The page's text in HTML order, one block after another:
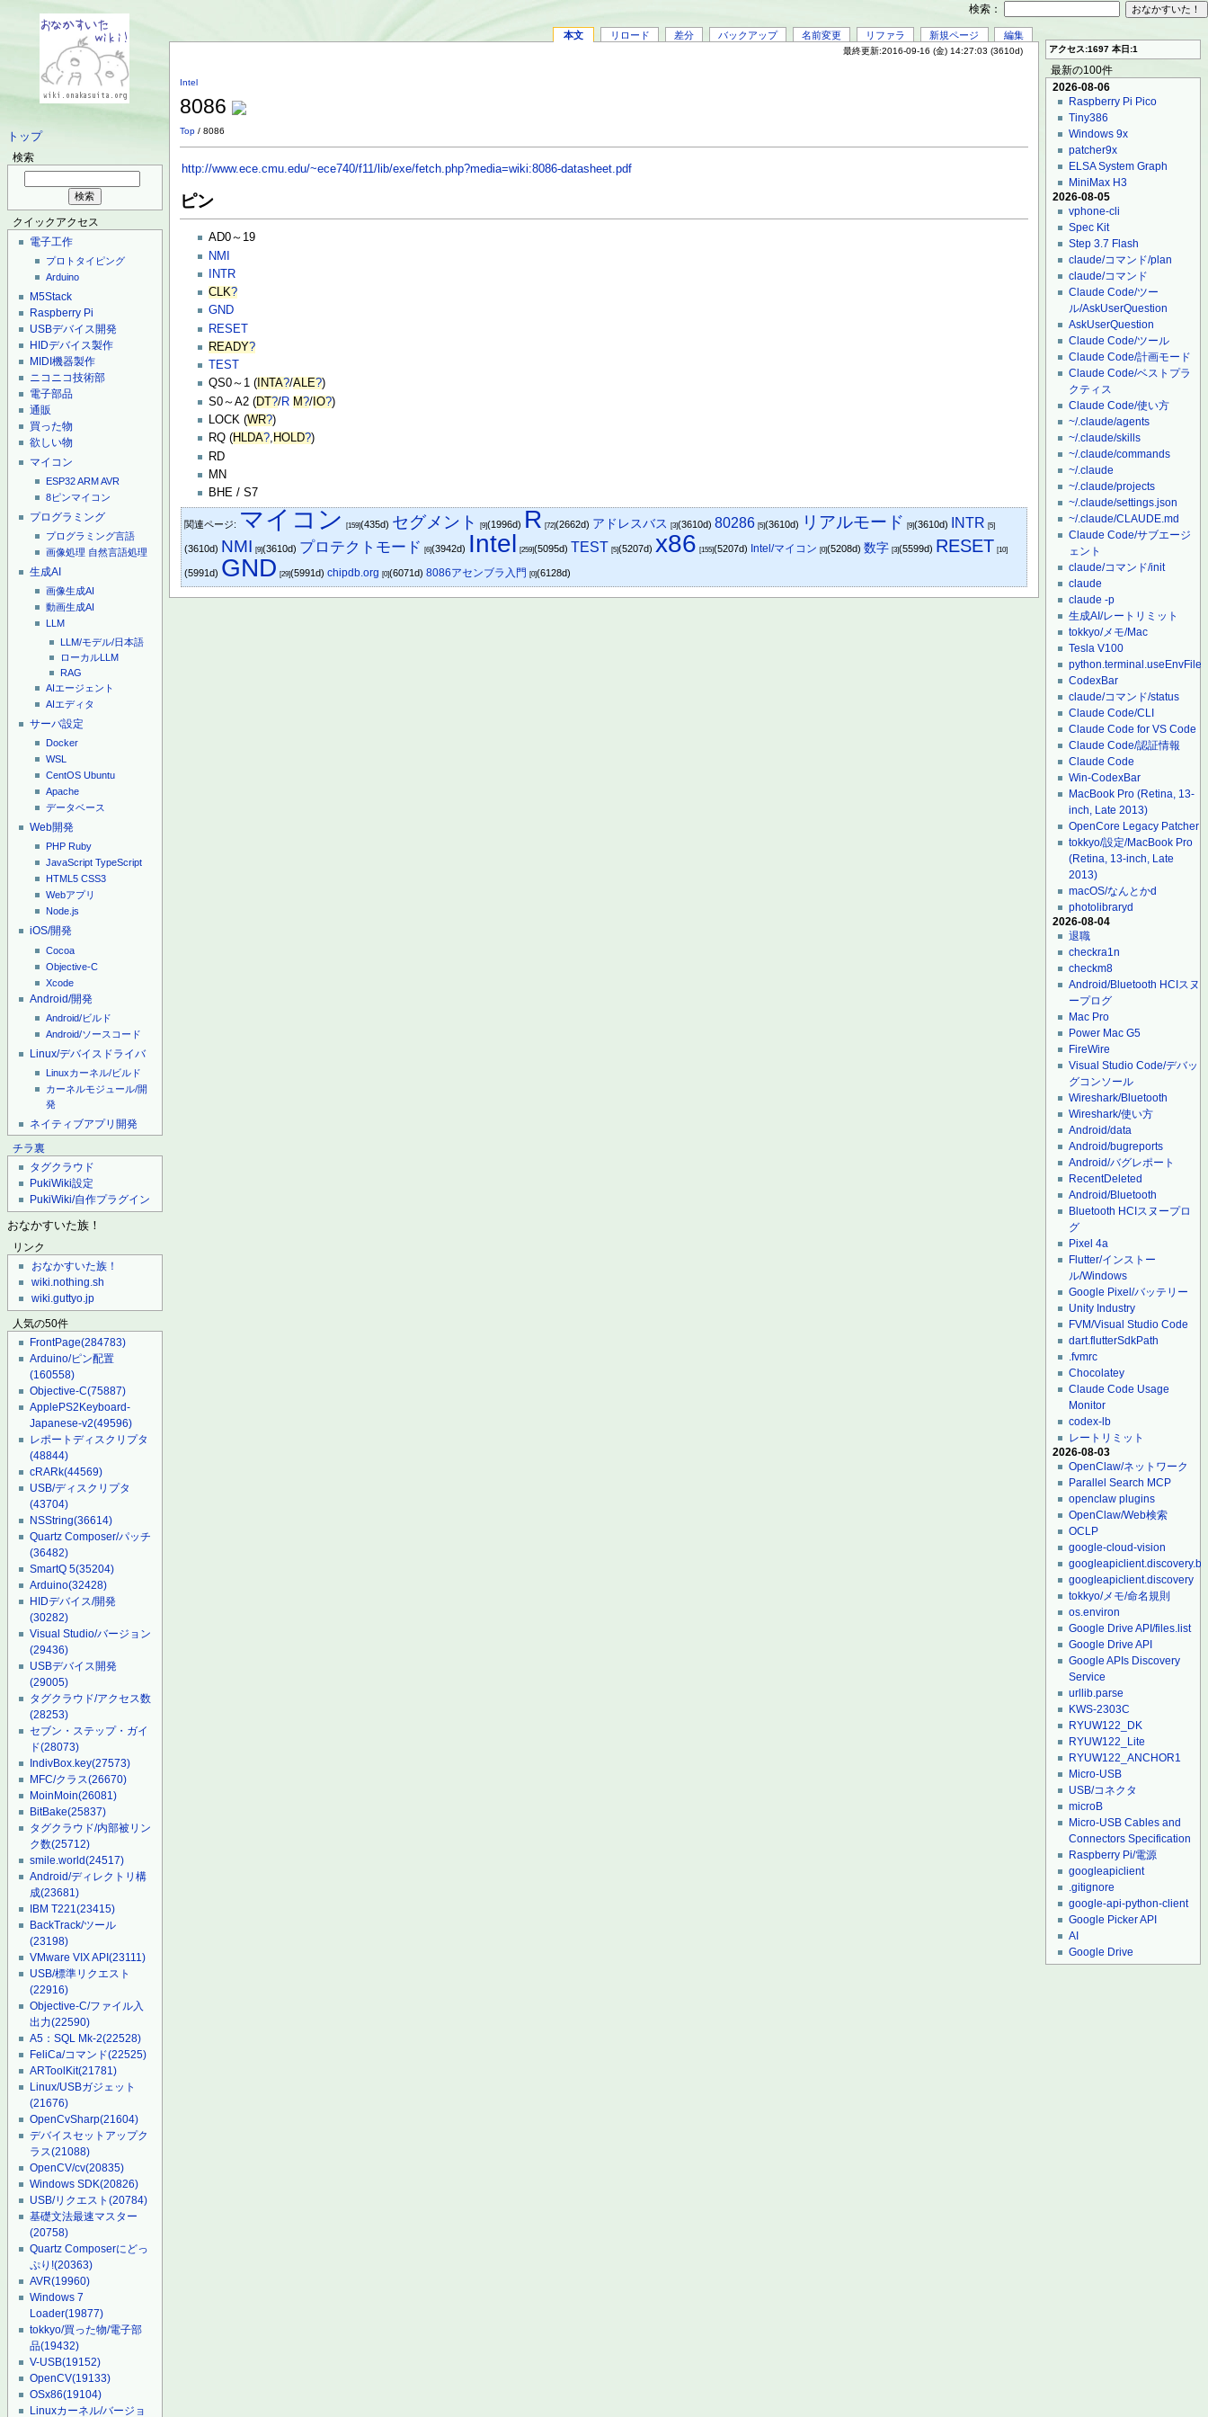
トップ
検索
クイックアクセス
電子工作
プロトタイピング
Arduino
M5Stack
Raspberry Pi
USBデバイス開発
HIDデバイス製作
MIDI機器製作
ニコニコ技術部
電子部品
通販
買った物
欲しい物
マイコン
ESP32ARMAVR
8ピンマイコン
プログラミング
プログラミング言語
画像処理 自然言語処理
生成AI
画像生成AI
動画生成AI
LLM
LLM/モデル/日本語
ローカルLLM
RAG
AIエージェント
AIエディタ
サーバ設定
Docker
WSL
CentOS Ubuntu
Apache
データベース
Web開発
PHP Ruby
JavaScript TypeScript
HTML5 CSS3
Webアプリ
Node.js
iOS/開発
Cocoa
Objective-C
Xcode
Android/開発
Android/ビルド
Android/ソースコード
Linux/デバイスドライバ
Linuxカーネル/ビルド
カーネルモジュール/開
発
ネイティブアプリ開発
チラ裏
タグクラウド
PukiWiki設定
PukiWiki/自作プラグイン
おなかすいた族！
リンク
おなかすいた族！
wiki.nothing.sh
wiki.guttyo.jp
人気の50件
FrontPage(284783)
Arduino/ピン配置
(160558)
Objective-C(75887)
ApplePS2Keyboard-
Japanese-v2(49596)
レポートディスクリプタ
(48844)
cRARk(44569)
USB/ディスクリプタ
(43704)
NSString(36614)
Quartz Composer/パッチ
(36482)
SmartQ 5(35204)
Arduino(32428)
HIDデバイス/開発
(30282)
Visual Studio/バージョン
(29436)
USBデバイス開発
(29005)
タグクラウド/アクセス数
(28253)
セブン・ステップ・ガイ
ド(28073)
IndivBox.key(27573)
MFC/クラス(26670)
MoinMoin(26081)
BitBake(25837)
タグクラウド/内部被リン
ク数(25712)
smile.world(24517)
Android/ディレクトリ構
成(23681)
IBM T221(23415)
BackTrack/ツール
(23198)
VMware VIX API(23111)
USB/標準リクエスト
(22916)
Objective-C/ファイル入
出力(22590)
A5：SQL Mk-2(22528)
FeliCa/コマンド(22525)
ARToolKit(21781)
Linux/USBガジェット
(21676)
OpenCvSharp(21604)
デバイスセットアップク
ラス(21088)
OpenCV/cv(20835)
Windows SDK(20826)
USB/リクエスト(20784)
基礎文法最速マスター
(20758)
Quartz Composerにどっ
ぷり!(20363)
AVR(19960)
Windows 7
Loader(19877)
tokkyo/買った物/電子部
品(19432)
V-USB(19152)
OpenCV(19133)
OSx86(19104)
Linuxカーネル/バージョ
本文 リロード 差分 バックアップ 名前変更 リファラ 新規ページ 編集
最終更新:2016-09-16 (金) 14:27:03 (3610d)
Intel
8086
Top / 8086
http://www.ece.cmu.edu/~ece740/f11/lib/exe/fetch.php?media=wiki:8086-datasheet.pdf
ピン
AD0～19
NMI
INTR
CLK?
GND
RESET
READY?
TEST
QS0～1 ( INTA?/ALE?)
S0～A2 (DT?/R M?/ IO?)
LOCK (WR?)
RQ (HLDA?, HOLD?)
RD
MN
BHE / S7
関連ページ: マイコン [159](435d) セグメント [9](1996d) R [72](2662d) アドレスバス [3](3610d)80286 [5](3610d) リアルモード [9](3610d) INTR [5]
(3610d) NMI [9](3610d) プロテクトモード [6](3942d) Intel [259](5095d) TEST [5](5207d) x86 [155](5207d) Intel/マイコン [0](5208d)数字 [3](5599d) RESET [10]
(5991d) GND [29](5991d)chipdb.org [0](6071d)8086アセンブラ入門 [0](6128d)
アクセス:1697 本日:1
最新の100件
2026-08-06
Raspberry Pi Pico
Tiny386
Windows 9x
patcher9x
ELSA System Graph
MiniMax H3
2026-08-05
vphone-cli
Spec Kit
Step 3.7 Flash
claude/コマンド/plan
claude/コマンド
Claude Code/ツー
ル/AskUserQuestion
AskUserQuestion
Claude Code/ツール
Claude Code/計画モード
Claude Code/ベストプラ
クティス
Claude Code/使い方
~/.claude/agents
~/.claude/skills
~/.claude/commands
~/.claude
~/.claude/projects
~/.claude/settings.json
~/.claude/CLAUDE.md
Claude Code/サブエージ
ェント
claude/コマンド/init
claude
claude -p
生成AI/レートリミット
tokkyo/メモ/Mac
Tesla V100
python.terminal.useEnvFile
CodexBar
claude/コマンド/status
Claude Code/CLI
Claude Code for VS Code
Claude Code/認証情報
Claude Code
Win-CodexBar
MacBook Pro (Retina, 13-
inch, Late 2013)
OpenCore Legacy Patcher
tokkyo/設定/MacBook Pro
(Retina, 13-inch, Late
2013)
macOS/なんとかd
photolibraryd
2026-08-04
退職
checkra1n
checkm8
Android/Bluetooth HCIスヌ
ープログ
Mac Pro
Power Mac G5
FireWire
Visual Studio Code/デバッ
グコンソール
Wireshark/Bluetooth
Wireshark/使い方
Android/data
Android/bugreports
Android/バグレポート
RecentDeleted
Android/Bluetooth
Bluetooth HCIスヌープロ
グ
Pixel 4a
Flutter/インストー
ル/Windows
Google Pixel/バッテリー
Unity Industry
FVM/Visual Studio Code
dart.flutterSdkPath
.fvmrc
Chocolatey
Claude Code Usage
Monitor
codex-lb
レートリミット
2026-08-03
OpenClaw/ネットワーク
Parallel Search MCP
openclaw plugins
OpenClaw/Web検索
OCLP
google-cloud-vision
googleapiclient.discovery
tokkyo/メモ/命名規則
os.environ
Google Drive API/files.list
Google Drive API
Google APIs Discovery
Service
urllib.parse
KWS-2303C
RYUW122_DK
RYUW122_Lite
RYUW122_ANCHOR1
Micro-USB
USB/コネクタ
microB
Micro-USB Cables and
Connectors Specification
Raspberry Pi/電源
googleapiclient
.gitignore
google-api-python-client
Google Picker API
AI
Google Drive
検索：